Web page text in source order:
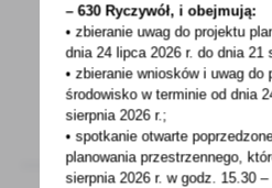
22 Kwietnia – Światowy
na 2021 r.: „Przywróć
– 630 Ryczywół, i obejmują:
• zbieranie uwag do projektu
dnia 24 lipca 2026 r. do dnia 21
• zbieranie wniosków i uwag do
środowisko w terminie od dnia
sierpnia 2026 r.;
• spotkanie otwarte
planowania przestrzennego,
sierpnia 2026 r.w godz. 15.30